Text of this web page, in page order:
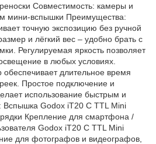
Совместимость: камеры и
мини-вспышки Преимущества:
точную экспозицию без ручной
и лёгкий вес – удобно брать с
Регулируемая яркость позволяет
в любых условиях.
обеспечивает длительное время
Простое подключение и
использование быстрым и
Godox iT20 C TTL Mini
Крепление для смартфона /
Godox iT20 C TTL Mini
для фотографов и видеографов,